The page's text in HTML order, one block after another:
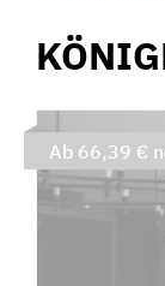
Ab 66,39 €